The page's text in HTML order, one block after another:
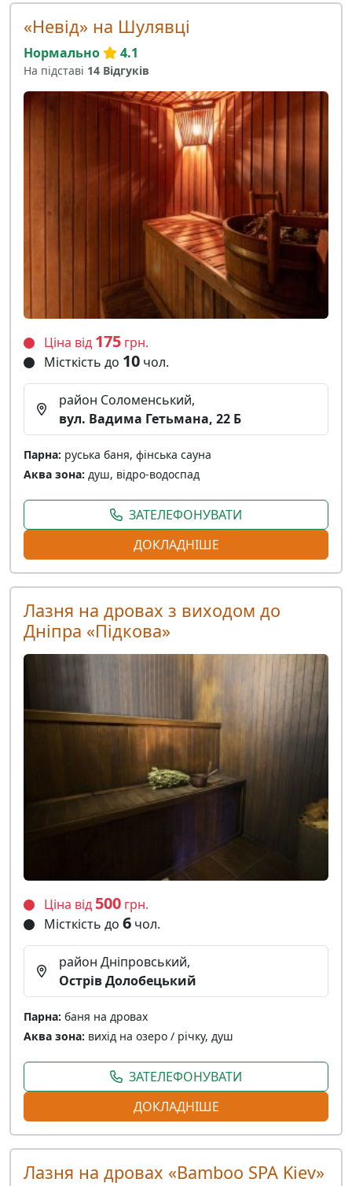
«Невід» на Шулявці
Нормально 4.1
На підставі 14 Відгуків
Ціна від 175 грн.
Місткість до 10 чол.
район Соломенський,
вул. Вадима Гетьмана, 22 Б
Парна: руська баня, фінська сауна
Аква зона: душ, відро-водоспад
ЗАТЕЛЕФОНУВАТИ
ДОКЛАДНІШЕ
Лазня на дровах з виходом до
Дніпра «Підкова»
Ціна від 500 грн.
Місткість до 6 чол.
район Дніпровський,
Острів Долобецький
Парна: баня на дровах
Аква зона: вихід на озеро / річку, душ
ЗАТЕЛЕФОНУВАТИ
ДОКЛАДНІШЕ
Лазня на дровах «Bamboo SPA Kiev»